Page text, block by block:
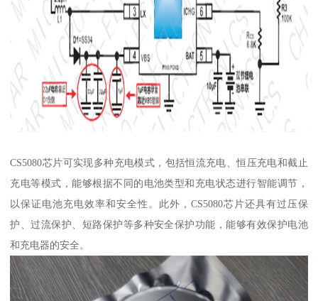
CS5080芯片可实现多种充电模式，包括恒流充电、恒压充电和截止
充电等模式，能够根据不同的电池类型和充电状态进行智能调节，
以保证电池充电效率和安全性。此外，CS5080芯片还具有过压保
护、过流保护、短路保护等多种安全保护功能，能够有效保护电池
和充电器的安全。